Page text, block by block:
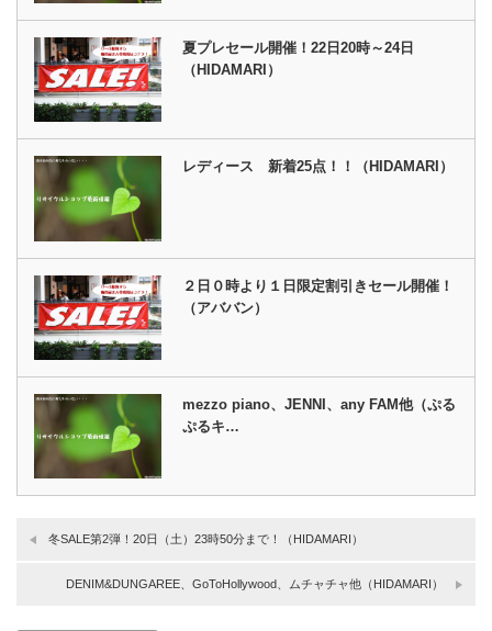
夏プレセール開催！22日20時～24日
（HIDAMARI）
レディース 新着25点！！（HIDAMARI）
２日０時より１日限定割引きセール開催！
（アババン）
mezzo piano、JENNI、any FAM他（ぷる
ぷるキ…
冬SALE第2弾！20日（土）23時50分まで！（HIDAMARI）
DENIM&DUNGAREE、GoToHollywood、ムチャチャ他（HIDAMARI）